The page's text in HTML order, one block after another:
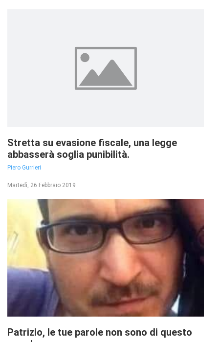
Stretta su evasione fiscale, una legge
abbasserà soglia punibilità.
Piero Gurrieri
Martedì, 26 Febbraio 2019
Patrizio, le tue parole non sono di questo